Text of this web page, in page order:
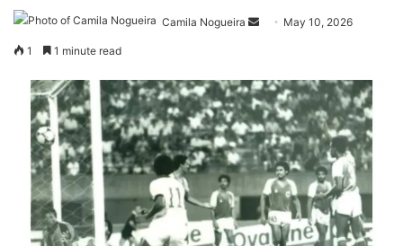
Camila Nogueira
Send May 10, 2026
1 1 minute read